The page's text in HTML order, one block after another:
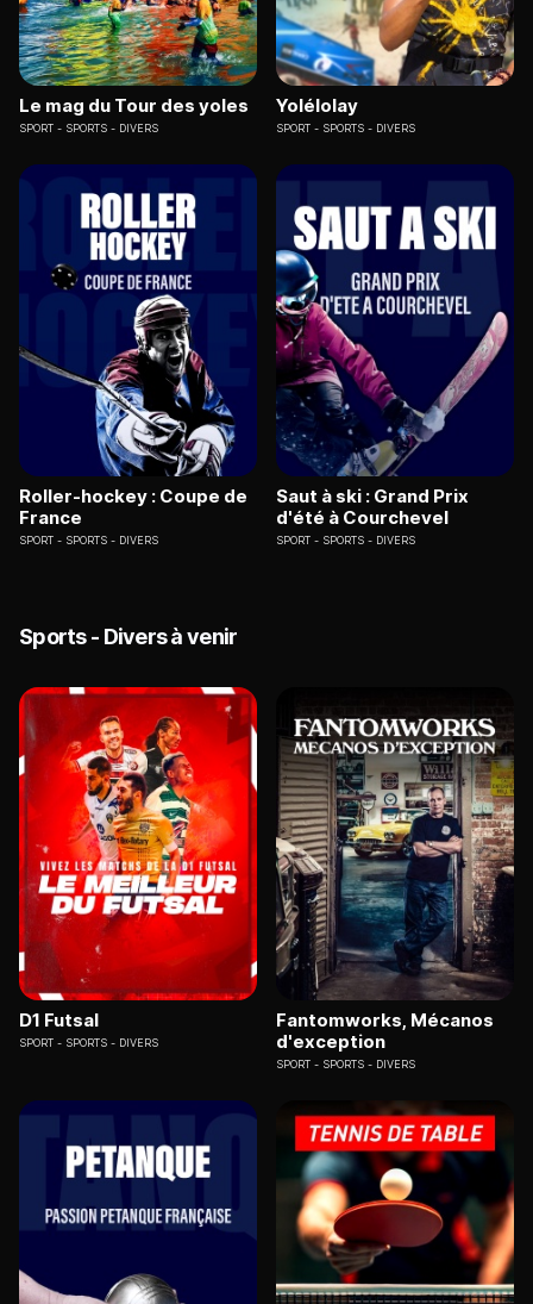
Le mag du Tour des yoles
SPORT SPORTS - DIVERS
Yolélolay
SPORT SPORTS - DIVERS
Roller-hockey : Coupe de
France
SPORT SPORTS - DIVERS
Saut à ski : Grand Prix
d'été à Courchevel
SPORT SPORTS - DIVERS
Sports - Divers à venir
D1 Futsal
SPORT SPORTS - DIVERS
Fantomworks, Mécanos
d'exception
SPORT SPORTS - DIVERS